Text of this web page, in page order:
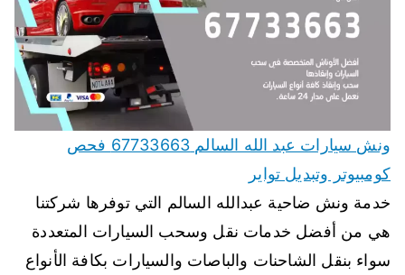
ونش سيارات عبد الله السالم 67733663 فحص
كومبيوتر وتبديل تواير
خدمة ونش ضاحية عبدالله السالم التي توفرها شركتنا
هي من أفضل خدمات نقل وسحب السيارات المتعددة
سواء بنقل الشاحنات والباصات والسيارات بكافة الأنواع